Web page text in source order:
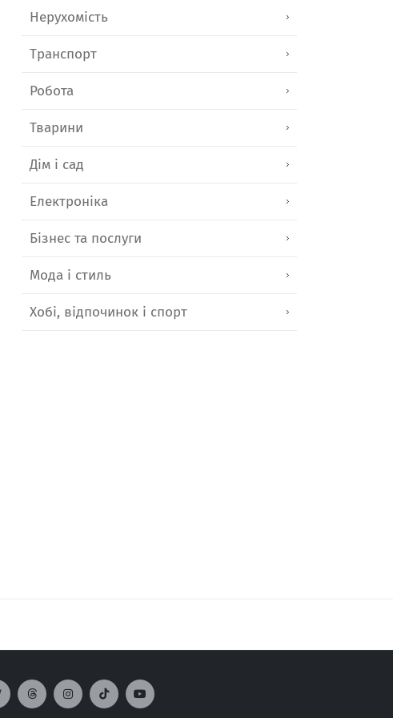
Нерухомість
Транспорт
Робота
Тварини
Дім і сад
Електроніка
Бізнес та послуги
Мода і стиль
Хобі, відпочинок і спорт